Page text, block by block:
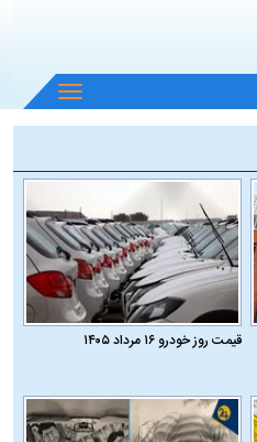
باز
و
منو
قیمت روز خودرو ۱۶ مرداد ۱۴۰۵